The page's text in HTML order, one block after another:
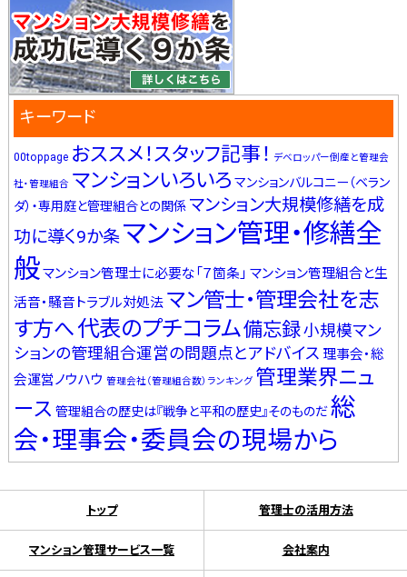
キーワード
00toppage おススメ！スタッフ記事！ デベロッパー倒産と管理会
社・管理組合 マンションいろいろ マンションバルコニー（ベラン
ダ）・専用庭と管理組合との関係 マンション大規模修繕を成
功に導く9か条マンション管理・修繕全
般マンション管理士に必要な「７箇条」 マンション管理組合と生
活音・騒音トラブル対処法 マン管士・管理会社を志
す方へ代表のプチコラム備忘録小規模マン
ションの管理組合運営の問題点とアドバイス 理事会・総
会運営ノウハウ 管理会社（管理組合数）ランキング 管理業界ニュ
ース 管理組合の歴史は『戦争と平和の歴史』そのものだ総
会・理事会・委員会の現場から
トップ 管理士の活用方法
マンション管理サービス一覧 会社案内